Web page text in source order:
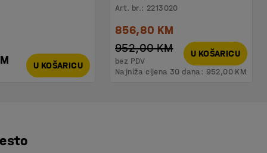
U KOŠARICU
Art. br.: 2213020
856,80 KM
952,00 KM
bez PDV
U KOŠARICU
Najniža cijena 30 dana: 952,00 KM